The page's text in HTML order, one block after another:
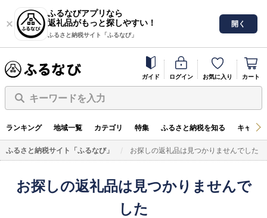
ふるなびアプリなら
返礼品がもっと探しやすい！
ふるさと納税サイト「ふるなび」
開く
ガイド ログイン お気に入り カート
キーワードを入力
ランキング 地域一覧 カテゴリ 特集 ふるさと納税を知る キャン
ふるさと納税サイト「ふるなび」 お探しの返礼品は見つかりませんでした
お探しの返礼品は見つかりませんで
した